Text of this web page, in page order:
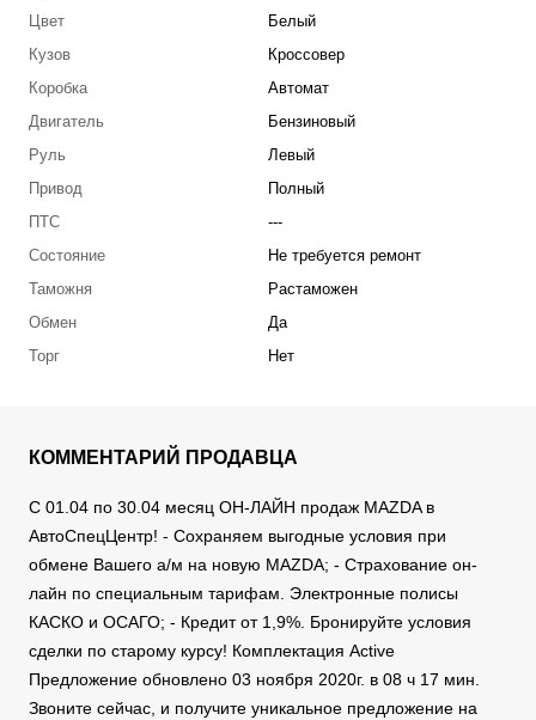
Цвет
Белый
Кузов
Кроссовер
Коробка
Автомат
Двигатель
Бензиновый
Руль
Левый
Привод
Полный
ПТС
---
Состояние
Не требуется ремонт
Таможня
Растаможен
Обмен
Да
Торг
Нет
КОММЕНТАРИЙ ПРОДАВЦА
С 01.04 по 30.04 месяц ОН-ЛАЙН продаж MAZDA в
АвтоСпецЦентр! - Сохраняем выгодные условия при
обмене Вашего а/м на новую MAZDA; - Страхование он-
лайн по специальным тарифам. Электронные полисы
КАСКО и ОСАГО; - Кредит от 1,9%. Бронируйте условия
сделки по старому курсу! Комплектация Active
Предложение обновлено 03 ноября 2020г. в 08 ч 17 мин.
Звоните сейчас, и получите уникальное предложение на